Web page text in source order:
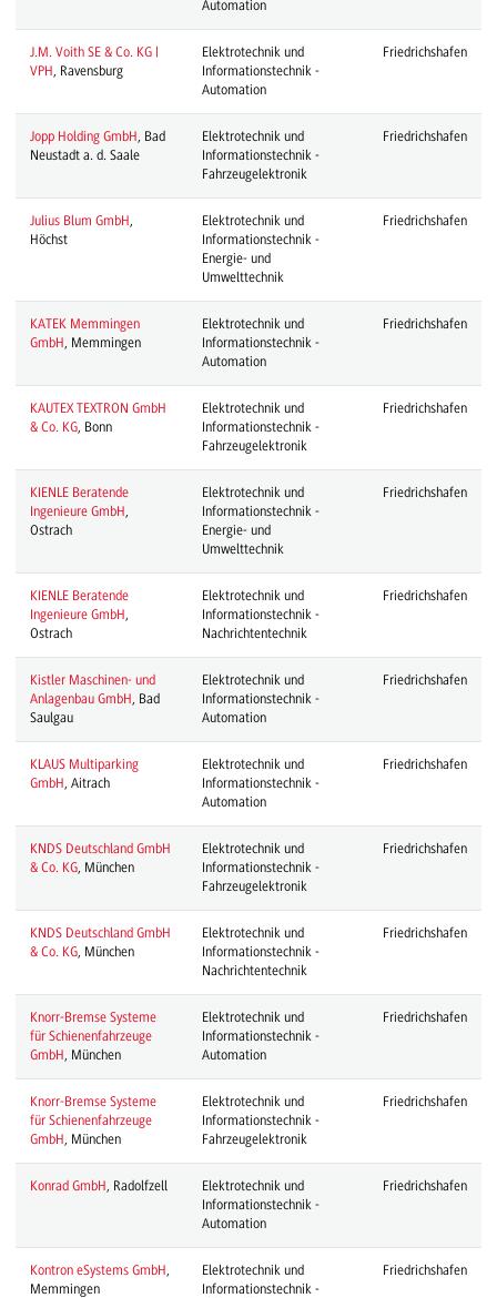
Automation
J.M. Voith SE & Co. KG |
VPH , Ravensburg
Elektrotechnik und
Informationstechnik -
Automation
Friedrichshafen
Jopp Holding GmbH , Bad
Neustadt a. d. Saale
Elektrotechnik und
Informationstechnik -
Fahrzeugelektronik
Friedrichshafen
Julius Blum GmbH
Höchst
Elektrotechnik und
Informationstechnik -
Energie- und
Umwelttechnik
Friedrichshafen
KATEK Memmingen
GmbH , Memmingen
Elektrotechnik und
Informationstechnik -
Automation
Friedrichshafen
KAUTEX TEXTRON GmbH
& Co. KG, Bonn
Elektrotechnik und
Informationstechnik -
Fahrzeugelektronik
Friedrichshafen
KIENLE Beratende
Ingenieure GmbH
Ostrach
Elektrotechnik und
Informationstechnik -
Energie- und
Umwelttechnik
Friedrichshafen
KIENLE Beratende
Ingenieure GmbH
Ostrach
Elektrotechnik und
Informationstechnik -
Nachrichtentechnik
Friedrichshafen
Kistler Maschinen- und
Anlagenbau GmbH , Bad
Saulgau
Elektrotechnik und
Informationstechnik -
Automation
Friedrichshafen
KLAUS Multiparking
GmbH , Aitrach
Elektrotechnik und
Informationstechnik -
Automation
Friedrichshafen
KNDS Deutschland GmbH
& Co. KG, München
Elektrotechnik und
Informationstechnik -
Fahrzeugelektronik
Friedrichshafen
KNDS Deutschland GmbH
& Co. KG, München
Elektrotechnik und
Informationstechnik -
Nachrichtentechnik
Friedrichshafen
Knorr-Bremse Systeme
für Schienenfahrzeuge
GmbH , München
Elektrotechnik und
Informationstechnik -
Automation
Friedrichshafen
Knorr-Bremse Systeme
für Schienenfahrzeuge
GmbH , München
Elektrotechnik und
Informationstechnik -
Fahrzeugelektronik
Friedrichshafen
Konrad GmbH , Radolfzell
Elektrotechnik und
Informationstechnik -
Automation
Friedrichshafen
Kontron eSystems GmbH
Memmingen
Elektrotechnik und
Informationstechnik -
Friedrichshafen